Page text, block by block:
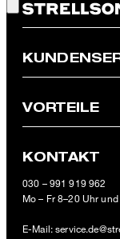
* Pflichtfeld
**Der 10 €
100 € (Wert nach
VORTEILE
KONTAKT
030 – 991 919 962
Mo – Fr 8–20 Uhr
E-Mail: